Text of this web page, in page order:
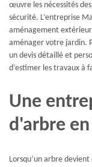
œuvre les nécessités
sécurité. L’entreprise
aménagement
aménager votre jardin.
un devis détaillé et
d’estimer les travaux à
Une
d'arbre
Lorsqu’un arbre